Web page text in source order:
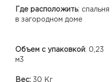
Где расположить: спальня
в загородном доме
Объем с упаковкой: 0,23
м3
Вес: 30 Кг